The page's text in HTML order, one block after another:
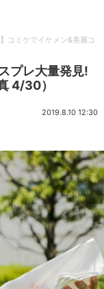
】コミケでイケメン&美麗コ
プレ大量発見!
4/30）
2019.8.10 12:30